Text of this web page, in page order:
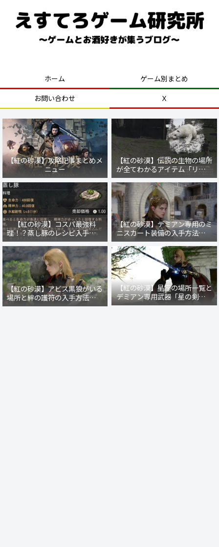
ホーム
ゲーム別まとめ
お問い合わせ
Ｘ
【紅の砂漠】攻略記事まとめメ
ニュー
【紅の砂漠】伝説の生物の場所
が全てわかるアイテム「リブル
の魂」の入手方法
【紅の砂漠】コスパ最強料
理！？蒸し豚のレシピ入手方法
と作り方
【紅の砂漠】デミアン専用のミ
ニスカート装備の入手方法・場
所まとめ【戦場の光】【暗紅の
礼装】
【紅の砂漠】アビス黒狼がいる
場所と絆の護符の入手方法【レ
イシーの秘密商店】
【紅の砂漠】星座の場所一覧と
デミアン専用武器「星の剣」の
入手クエスト発生条件